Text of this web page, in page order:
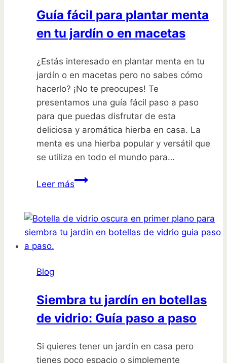
Guía fácil para plantar menta
en tu jardín o en macetas
¿Estás interesado en plantar menta en tu
jardín o en macetas pero no sabes cómo
hacerlo? ¡No te preocupes! Te
presentamos una guía fácil paso a paso
para que puedas disfrutar de esta
deliciosa y aromática hierba en casa. La
menta es una hierba popular y versátil que
se utiliza en todo el mundo para…
Leer másGuía
plantar
menta
en
macetas
Blog
Siembra tu jardín en botellas
de vidrio: Guía paso a paso
Si quieres tener un jardín en casa pero
tienes poco espacio o simplemente